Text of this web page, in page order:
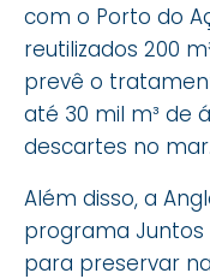
com o Porto do
reutilizados 200
prevê o
até 30 mil m³ de
descartes no mar.
Além disso, a
programa Juntos
para preservar